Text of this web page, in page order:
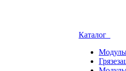
Каталог